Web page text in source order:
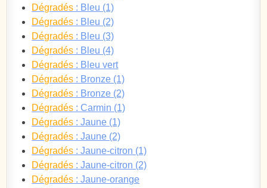
Dégradés : Bleu (1)
Dégradés : Bleu (2)
Dégradés : Bleu (3)
Dégradés : Bleu (4)
Dégradés : Bleu vert
Dégradés : Bronze (1)
Dégradés : Bronze (2)
Dégradés : Carmin (1)
Dégradés : Jaune (1)
Dégradés : Jaune (2)
Dégradés : Jaune-citron (1)
Dégradés : Jaune-citron (2)
Dégradés : Jaune-orange